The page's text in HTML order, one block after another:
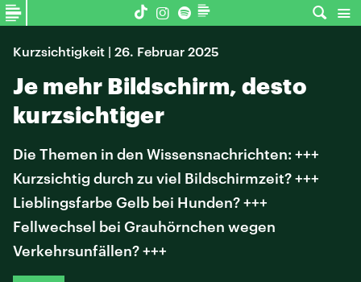
Kurzsichtigkeit | 26. Februar 2025
Je mehr Bildschirm, desto
kurzsichtiger
Die Themen in den Wissensnachrichten: +++
Kurzsichtig durch zu viel Bildschirmzeit? +++
Lieblingsfarbe Gelb bei Hunden? +++
Fellwechsel bei Grauhörnchen wegen
Verkehrsunfällen? +++